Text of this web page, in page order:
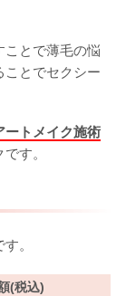
ことで薄毛の悩
ことでセクシー
ートメイク施術
す。
。
(税込)